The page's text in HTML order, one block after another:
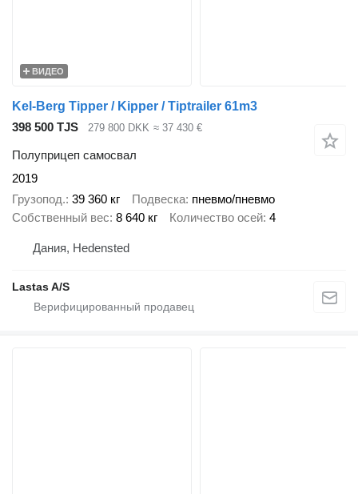
ВИДЕО
Kel-Berg Tipper / Kipper / Tiptrailer 61m3
398 500 TJS
279 800 DKK ≈ 37 430 €
Полуприцеп самосвал
2019
Грузопод. 39 360 кг Подвеска пневмо/пневмо
Собственный вес 8 640 кг Количество осей 4
Дания, Hedensted
Lastas A/S